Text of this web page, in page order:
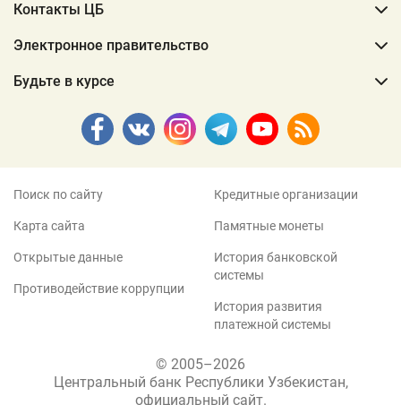
Контакты ЦБ
Электронное правительство
Будьте в курсе
Поиск по сайту
Карта сайта
Открытые данные
Противодействие коррупции
Кредитные организации
Памятные монеты
История банковской
системы
История развития
платежной системы
© 2005–2026
Центральный банк Республики Узбекистан,
официальный сайт.